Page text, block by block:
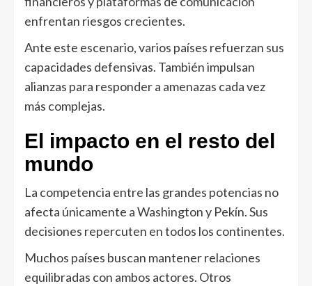
enfrentan riesgos crecientes.
Ante este escenario, varios países refuerzan sus
capacidades defensivas. También impulsan
alianzas para responder a amenazas cada vez
más complejas.
El impacto en el resto del
mundo
La competencia entre las grandes potencias no
afecta únicamente a Washington y Pekín. Sus
decisiones repercuten en todos los continentes.
Muchos países buscan mantener relaciones
equilibradas con ambos actores. Otros